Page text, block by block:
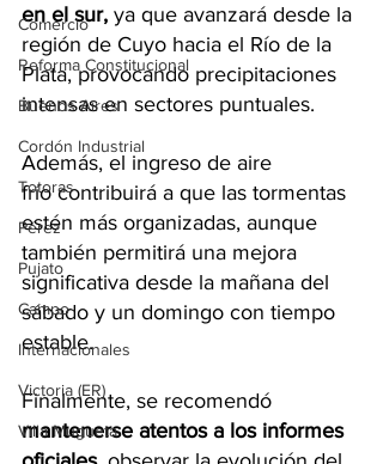
Comercio
Reforma Constitucional
Buenos Aires
Cordón Industrial
Totoras
Pérez
Pujato
Campo
Internacionales
Victoria (ER)
Villa Mugueta
en el sur, ya que avanzará desde la
región de Cuyo hacia el Río de la
Plata, provocando precipitaciones
intensas en sectores puntuales.
Además, el ingreso de aire
frío contribuirá a que las tormentas
estén más organizadas, aunque
también permitirá una mejora
significativa desde la mañana del
sábado y un domingo con tiempo
estable.
Finalmente, se recomendó
mantenerse atentos a los informes